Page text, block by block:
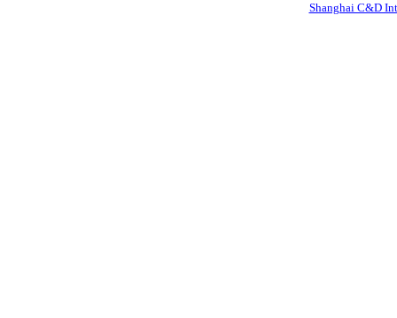
Shanghai C&D